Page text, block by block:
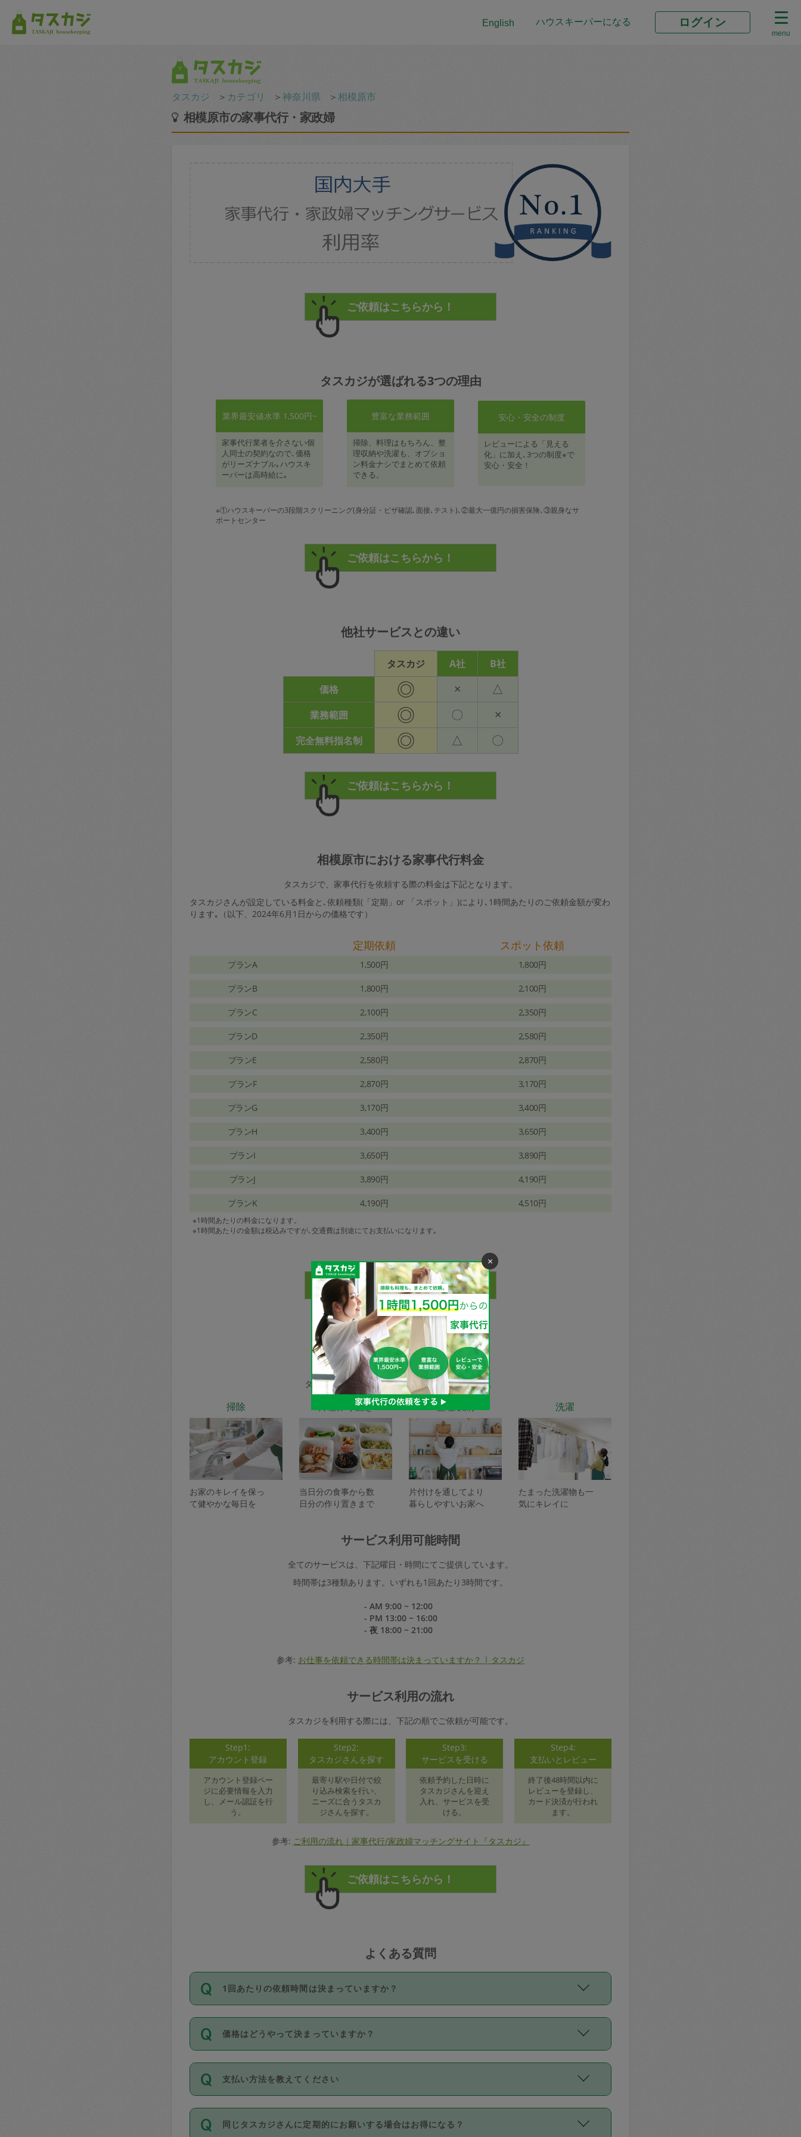
English ハウスキーパーになる ログイン
menu
タスカジ ＞ カテゴリ ＞神奈川県 ＞相模原市
相模原市の家事代行・家政婦
タスカジが選ばれる3つの理由
業界最安値水準 1,500円~
家事代行業者を介さない個
人同士の契約なので､価格
がリーズナブル｡ハウスキ
ーパーは高時給に｡
豊富な業務範囲
掃除、料理はもちろん、整
理収納や洗濯も、オプショ
ン料金ナシでまとめて依頼
できる。
安心・安全の制度
レビューによる「見える
化」に加え､3つの制度※で
安心・安全！
※①ハウスキーパーの3段階スクリーニング(身分証・ビザ確認､面接､テスト)､②最大一億円の損害保険､③親身なサ
ポートセンター
他社サービスとの違い
タスカジ A社
B社
価格
◎ × △
業務範囲 ◎ 〇 ×
完全無料指名制 ◎ △ 〇
相模原市における家事代行料金
タスカジで、家事代行を依頼する際の料金は下記となります。
タスカジさんが設定している料金と､依頼種類(「定期」or 「スポット」)により､1時間あたりのご依頼金額が変わ
ります｡（以下、2024年6月1日からの価格です）
定期依頼 スポット依頼
プランA 1,500円 1,800円
プランB 1,800円 2,100円
プランC 2,100円 2,350円
プランD 2,350円 2,580円
プランE 2,580円 2,870円
プランF 2,870円 3,170円
プランG 3,170円 3,400円
プランH 3,400円 3,650円
プランI 3,650円 3,890円
プランJ 3,890円 4,190円
プランK 4,190円 4,510円
※1時間あたりの料金になります。
※1時間あたりの金額は税込みですが､交通費は別途にてお支払いになります｡
家事代行サービスの種類
タスカジで依頼できるサービスは下記となります。
掃除
お家のキレイを保っ
て健やかな毎日を
料理作り置き
当日分の食事から数
日分の作り置きまで
整理収納
片付けを通してより
暮らしやすいお家へ
洗濯
たまった洗濯物も一
気にキレイに
サービス利用可能時間
全てのサービスは、下記曜日・時間にてご提供しています。
時間帯は3種類あります。いずれも1回あたり3時間です。
- AM 9:00 ~ 12:00
- PM 13:00 ~ 16:00
- 夜 18:00 ~ 21:00
参考: お仕事を依頼できる時間帯は決まっていますか？ | タスカジ
サービス利用の流れ
タスカジを利用する際には、下記の順でご依頼が可能です。
Step1:
アカウント登録
アカウント登録ペー
ジに必要情報を入力
し、メール認証を行
う。
Step2:
タスカジさんを探す
最寄り駅や日付で絞
り込み検索を行い、
ニーズに合うタスカ
ジさんを探す。
Step3:
サービスを受ける
依頼予約した日時に
タスカジさんを迎え
入れ、サービスを受
ける。
Step4:
支払いとレビュー
終了後48時間以内に
レビューを登録し、
カード決済が行われ
ます。
参考: ご利用の流れ｜家事代行/家政婦マッチングサイト『タスカジ』
よくある質問
1回あたりの依頼時間は決まっていますか？
依頼1回につき3時間固定です。3時間を超えて依頼したい場合は、延長機能をご利用くださ
い。機能をご利用いただくには、タスカジさんに事前に相談し、合意の上事前申請すること
が必要です。なお、3時間を下回っても、値引き等はございません。
価格はどうやって決まっていますか？
11種類の価格帯の中からタスカジさん自身が価格を選んで設定しています。
タスカジさんの価格設定には最初は制限があり、レビュー件数、レビューの平均値、などで
除々に設定可能な最高額が上がっていく仕組みになっています。
支払い方法を教えてください
お支払方法はクレジットカード（Visa／Master／JCB／AMERICAN EXPRESS／Diners
Club）のみとなります。
同じタスカジさんに定期的にお願いする場合はお得になる？
×